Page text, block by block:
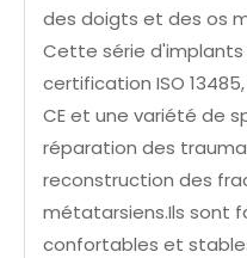
des doigts et des os
Cette série
certification ISO
CE et une variété de
réparation des
reconstruction des
métatarsiens.Ils sont
confortables et